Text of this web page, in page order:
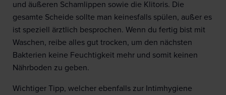
und äußeren Schamlippen sowie die Klitoris. Die
gesamte Scheide sollte man keinesfalls spülen, außer es
ist speziell ärztlich besprochen. Wenn du fertig bist mit
Waschen, reibe alles gut trocken, um den nächsten
Bakterien keine Feuchtigkeit mehr und somit keinen
Nährboden zu geben.
Wichtiger Tipp, welcher ebenfalls zur Intimhygiene